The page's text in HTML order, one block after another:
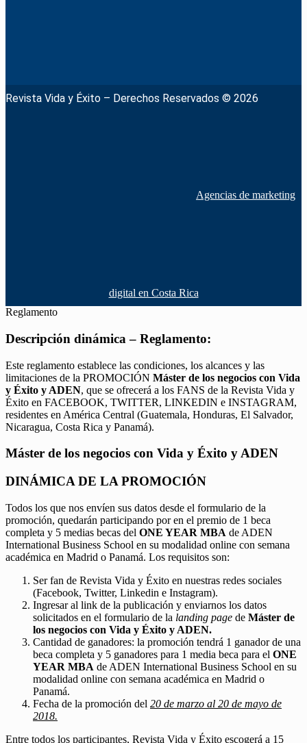
Revista Vida y Éxito – Derechos Reservados © 2026
Agencias de marketing
digital en Costa Rica
Reglamento
Descripción dinámica – Reglamento:
Este reglamento establece las condiciones, los alcances y las
limitaciones de la PROMOCIÓN Máster de los negocios con Vida
y Éxito y ADEN, que se ofrecerá a los FANS de la Revista Vida y
Éxito en FACEBOOK, TWITTER, LINKEDIN e INSTAGRAM,
residentes en América Central (Guatemala, Honduras, El Salvador,
Nicaragua, Costa Rica y Panamá).
Máster de los negocios con Vida y Éxito y ADEN
DINÁMICA DE LA PROMOCIÓN
Todos los que nos envíen sus datos desde el formulario de la
promoción, quedarán participando por en el premio de 1 beca
completa y 5 medias becas del ONE YEAR MBA de ADEN
International Business School en su modalidad online con semana
académica en Madrid o Panamá. Los requisitos son:
Ser fan de Revista Vida y Éxito en nuestras redes sociales
(Facebook, Twitter, Linkedin e Instagram).
Ingresar al link de la publicación y enviarnos los datos
solicitados en el formulario de la landing page de Máster de
los negocios con Vida y Éxito y ADEN.
Cantidad de ganadores: la promoción tendrá 1 ganador de una
beca completa y 5 ganadores para 1 media beca para el ONE
YEAR MBA de ADEN International Business School en su
modalidad online con semana académica en Madrid o
Panamá.
Fecha de la promoción del 20 de marzo al 20 de mayo de
2018.
Entre todos los participantes, Revista Vida y Éxito escogerá a 15